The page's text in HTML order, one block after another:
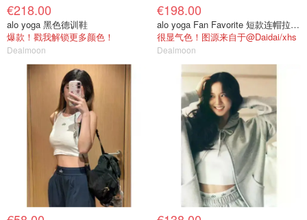
€218.00
alo yoga 黑色德训鞋
爆款！戳我解锁更多颜色！
Dealmoon
€198.00
alo yoga Fan Favorite 短款连帽拉链外套
很显气色！图源来自于@Daidai/xhs
Dealmoon